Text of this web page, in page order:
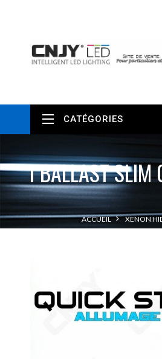
CATÉGORIES
1 BALLAST SLIM
ACCUEIL XENON